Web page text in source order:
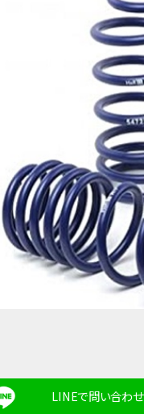
LINEで問い合わせ